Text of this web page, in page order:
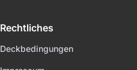
Rechtliches
Deckbedingungen